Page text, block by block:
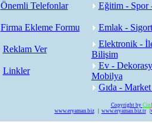
Önemli Telefonlar Eğitim - Spor
Firma Ekleme Formu Emlak -
Reklam Ver
Elektronik -
Bilişim
Linkler
Ev -
Mobilya
Gıda -
Copyright by Cin
www.eryaman.biz| www.eryaman.biz.tr|